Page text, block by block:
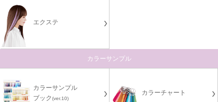
エクステ
カラーサンプル
カラーサンプル
ブック(ver.10)
カラーチャート